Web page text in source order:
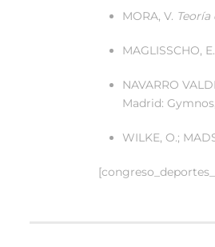
MORA, V.
MAGLISSCHO, E.
NAVARRO
Madrid:
WILKE, O.;